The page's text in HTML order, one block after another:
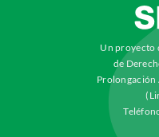
Un proyecto
de
Prolongación